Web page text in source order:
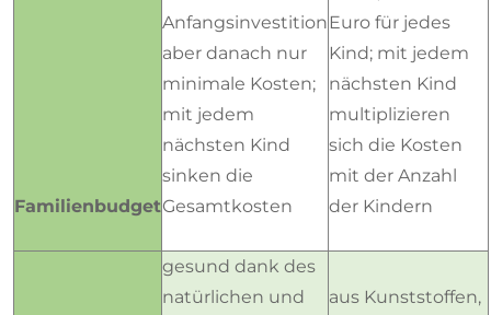
Familienbudget
Anfangsinvestition
aber danach nur
minimale Kosten;
mit jedem
nächsten Kind
sinken die
Gesamtkosten
Euro für jedes
Kind; mit jedem
nächsten Kind
multiplizieren
sich die Kosten
mit der Anzahl
der Kindern
gesund dank des
natürlichen und
aus Kunststoffen,